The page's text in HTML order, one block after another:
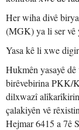
Her wiha divê
(MGK) ya li ser vê
Yasa kê li xwe
Hukmên yasayê
birêvebirina PKK/
dilxwazî
çalakiyên vê
Hejmar 6415 a 7ê